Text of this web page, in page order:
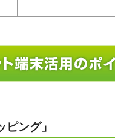
ング」